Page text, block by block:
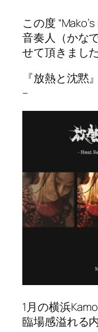
この度
音奏人（かな
せて頂きました
『放熱と沈黙
–
1月の横浜
臨場感溢れる